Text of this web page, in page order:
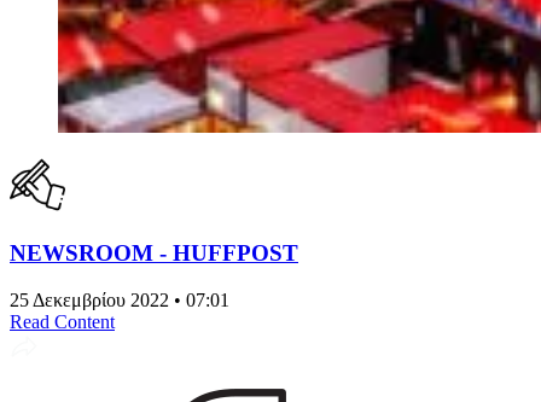
NEWSROOM - HUFFPOST
25 Δεκεμβρίου 2022 • 07:01
Read Content